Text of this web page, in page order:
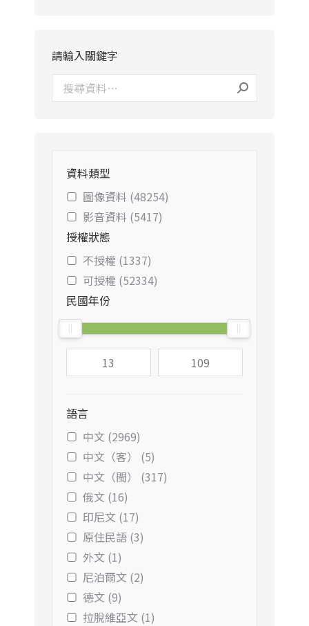
請輸入關鍵字
資料類型
圖像資料 (48254)
影音資料 (5417)
授權狀態
不授權 (1337)
可授權 (52334)
民國年份
語言
中文 (2969)
中文（客） (5)
中文（閩） (317)
俄文 (16)
印尼文 (17)
原住民語 (3)
外文 (1)
尼泊爾文 (2)
德文 (9)
拉脫維亞文 (1)